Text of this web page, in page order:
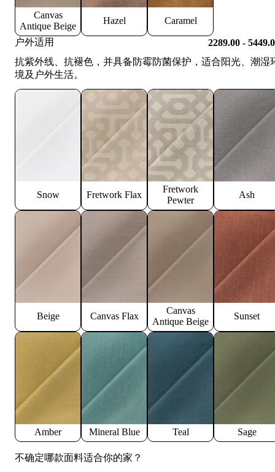
Canvas
Antique Beige
Hazel Caramel
户外适用
2289.00 -
抗紫外线、抗褪色，并具备防霉防菌保护，适合阳光、潮湿
境及户外生活。
Snow Fretwork Flax
Fretwork
Pewter
Ash
Beige Canvas Flax
Canvas
Antique Beige
Sunset
Amber Mineral Blue Teal Sage
不确定哪款面料适合你的家？